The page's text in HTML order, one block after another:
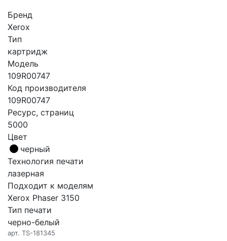
Бренд
Xerox
Тип
картридж
Модель
109R00747
Код производителя
109R00747
Ресурс, страниц
5000
Цвет
черный
Технология печати
лазерная
Подходит к моделям
Xerox Phaser 3150
Тип печати
черно-белый
арт. TS-181345